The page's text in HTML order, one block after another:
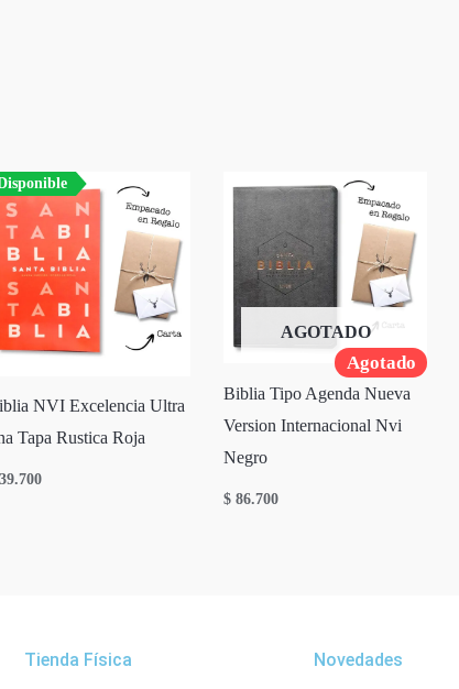
NVI Excelencia Ultra
Tapa Rustica Roja
39.700
Agotado
AGOTADO
Biblia Tipo Agenda Nueva
Version Internacional Nvi
Negro
$ 86.700
Tienda Física Novedades